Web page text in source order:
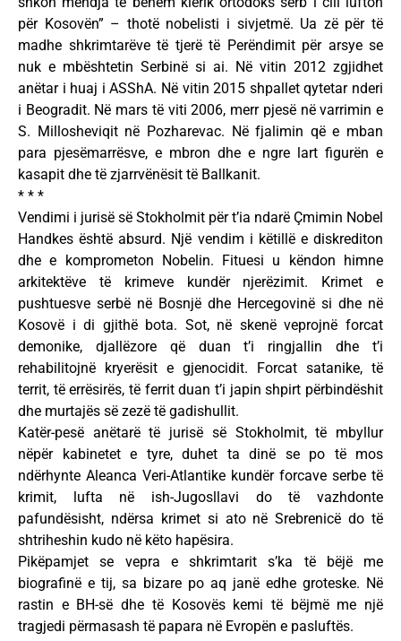
për Kosovën” – thotë nobelisti i sivjetmë. Ua zë për të
madhe shkrimtarëve të tjerë të Perëndimit për arsye se
nuk e mbështetin Serbinë si ai. Në vitin 2012 zgjidhet
anëtar i huaj i ASShA. Në vitin 2015 shpallet qytetar nderi
i Beogradit. Në mars të viti 2006, merr pjesë në varrimin e
S. Millosheviqit në Pozharevac. Në fjalimin që e mban
para pjesëmarrësve, e mbron dhe e ngre lart figurën e
kasapit dhe të zjarrvënësit të Ballkanit.
* * *
Vendimi i jurisë së Stokholmit për t’ia ndarë Çmimin Nobel
Handkes është absurd. Një vendim i këtillë e diskrediton
dhe e komprometon Nobelin. Fituesi u këndon himne
arkitektëve të krimeve kundër njerëzimit. Krimet e
pushtuesve serbë në Bosnjë dhe Hercegovinë si dhe në
Kosovë i di gjithë bota. Sot, në skenë veprojnë forcat
demonike, djallëzore që duan t’i ringjallin dhe t’i
rehabilitojnë kryerësit e gjenocidit. Forcat satanike, të
territ, të errësirës, të ferrit duan t’i japin shpirt përbindëshit
dhe murtajës së zezë të gadishullit.
Katër-pesë anëtarë të jurisë së Stokholmit, të mbyllur
nëpër kabinetet e tyre, duhet ta dinë se po të mos
ndërhynte Aleanca Veri-Atlantike kundër forcave serbe të
krimit, lufta në ish-Jugosllavi do të vazhdonte
pafundësisht, ndërsa krimet si ato në Srebrenicë do të
shtriheshin kudo në këto hapësira.
Pikëpamjet se vepra e shkrimtarit s’ka të bëjë me
biografinë e tij, sa bizare po aq janë edhe groteske. Në
rastin e BH-së dhe të Kosovës kemi të bëjmë me një
tragjedi përmasash të papara në Evropën e pasluftës.